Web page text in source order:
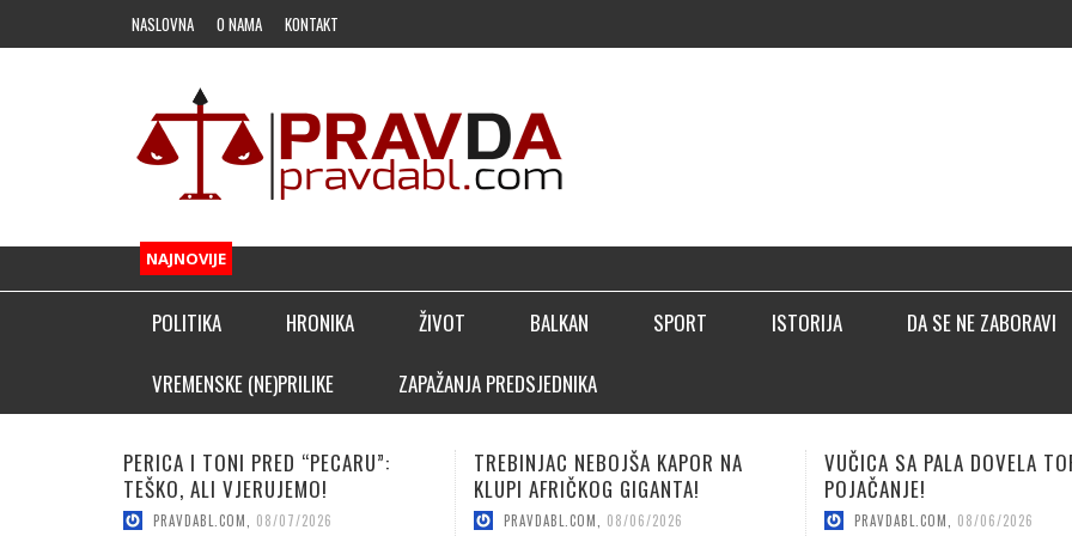
NASLOVNA O NAMA KONTAKT
NAJNOVIJE ▣
POLITIKA HRONIKA ŽIVOT BALKAN SPORT
FUDBAL
KLADIONIČARSKI KUTAK
ISTORIJA DA SE NE ZABORAVI
VREMENSKE (NE)PRILIKE ZAPAŽANJA PREDSJEDNIKA
TREBINJAC NEBOJŠA KAPOR NA
KLUPI AFRIČKOG GIGANTA!
PRAVDABL.COM 08/06/2026
VUČICA SA PALA DOVELA TOP
POJAČANJE!
PRAVDABL.COM 08/06/2026
LUČIĆ: BIĆEMO BOLJI NEGO
SEZONE!
PRAVDABL.COM 08/04/2026